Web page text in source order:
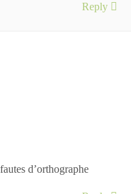
Reply
d’orthographe